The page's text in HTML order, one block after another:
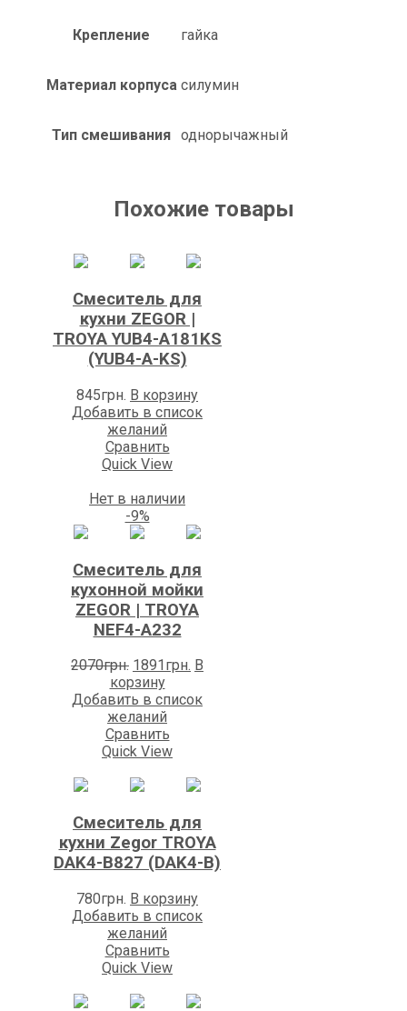
Крепление гайка
Материал корпуса силумин
Тип смешивания однорычажный
Похожие товары
Смеситель для
кухни ZEGOR |
TROYA YUB4-А181KS
(YUB4-A-KS)
845грн. В корзину
Добавить в список
желаний
Сравнить
Quick View
Нет в наличии
-9%
Смеситель для
кухонной мойки
ZEGOR | TROYA
NEF4-A232
2070грн. Первоначальная
цена
составляла
2070грн..
1891 грн. Текущая
1891грн..
В
корзину
Добавить в список
желаний
Сравнить
Quick View
Смеситель для
кухни Zegоr TROYA
DAK4-B827 (DAK4-B)
780грн. В корзину
Добавить в список
желаний
Сравнить
Quick View